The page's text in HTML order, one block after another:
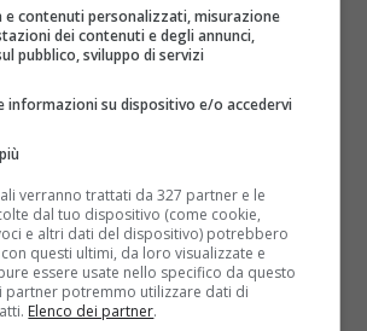
negli Ospedali riuniti di Reggio
sono molto gravi. Secondo una
fatto che la bambina sarebbe
alla madre
mentre insieme a lei e
i binari.La donna
così ad inseguire la figlia
e farla allontanare dai binari
. In quel momento sarebbe
e contenuti personalizzati, misurazione
dei contenuti e degli annunci,
pubblico, sviluppo di servizi
informazioni su dispositivo e/o accedervi
verranno trattati da 327 partner e le
dal tuo dispositivo (come cookie,
e altri dati del dispositivo) potrebbero
questi ultimi, da loro visualizzate e
essere usate nello specifico da questo
partner potremmo utilizzare dati di
Elenco dei partner.